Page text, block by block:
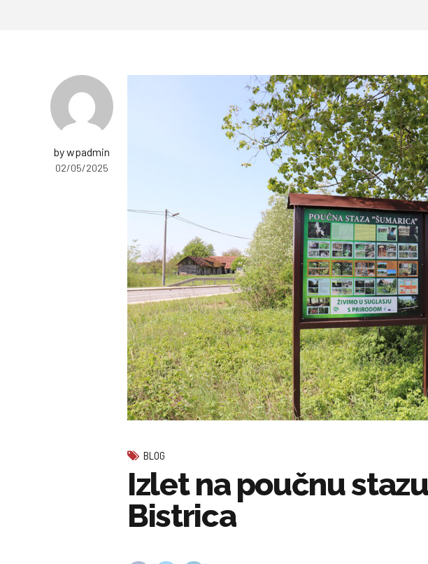
by wpadmin
02/05/2025
BLOG
Izlet na poučnu
Bistrica